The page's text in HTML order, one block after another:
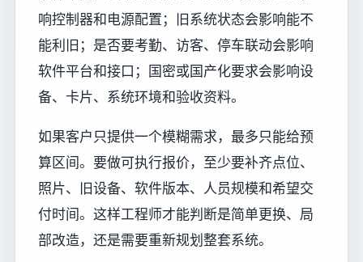
响控制器和电源配置；旧系统状态会影响能不
能利旧；是否要考勤、访客、停车联动会影响
软件平台和接口；国密或国产化要求会影响设
备、卡片、系统环境和验收资料。
如果客户只提供一个模糊需求，最多只能给预
算区间。要做可执行报价，至少要补齐点位、
照片、旧设备、软件版本、人员规模和希望交
付时间。这样工程师才能判断是简单更换、局
部改造，还是需要重新规划整套系统。